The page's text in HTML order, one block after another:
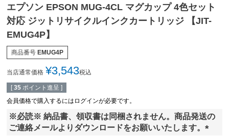
エプソン EPSON MUG-4CL マグカップ 4色セット
対応 ジットリサイクルインクカートリッジ 【JIT-
EMUG4P】
商品番号 EMUG4P
当店通常価格 ¥3,543税込
[ 35 ポイント進呈 ]
会員価格で購入するにはログインが必要です。
※必読※ 納品書、領収書は同梱されません。商品発送の
ご連絡メールよりダウンロードをお願いいたします。